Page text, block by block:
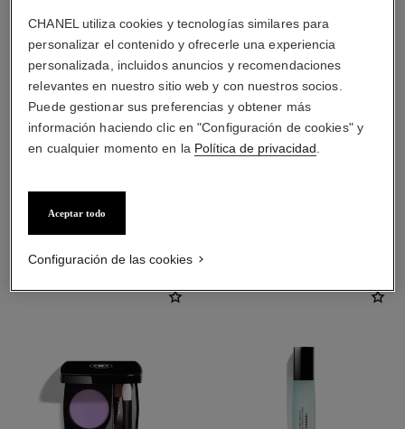
LA COMBINACIÓN PERFECTA
CHANEL utiliza cookies y tecnologías similares para
personalizar el contenido y ofrecerle una experiencia
personalizada, incluidos anuncios y recomendaciones
relevantes en nuestro sitio web y con nuestros socios.
Puede gestionar sus preferencias y obtener más
información haciendo clic en "Configuración de cookies" y
en cualquier momento en la Política de privacidad
Aceptar todo
Configuración de las cookies